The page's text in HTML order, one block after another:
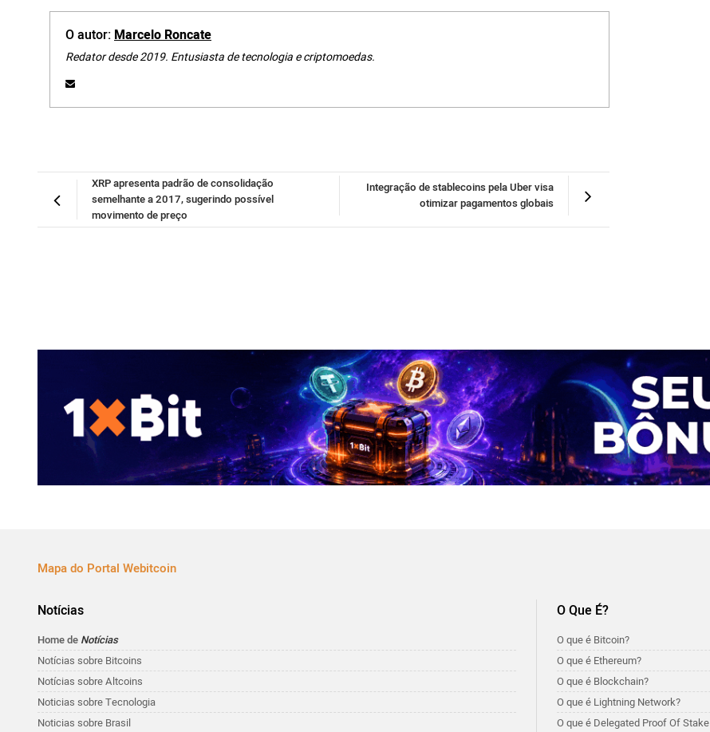
O autor:Marcelo Roncate
Redator desde 2019. Entusiasta de tecnologia e criptomoedas.
Integração de stablecoins pela Uber visa
otimizar pagamentos globais
XRP apresenta padrão de consolidação
semelhante a 2017, sugerindo possível
movimento de preço
Mapa do Portal Webitcoin
Notícias
Home de Notícias
Notícias sobre Bitcoins
Notícias sobre Altcoins
Noticias sobre Tecnologia
Noticias sobre Brasil
O Que É?
O que é Bitcoin?
O que é Ethereum?
O que é Blockchain?
O que é Lightning Network?
O que é Delegated Proof Of Stake